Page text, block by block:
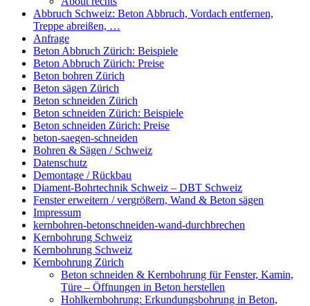
Abbruch Schweiz: Beton Abbruch, Vordach entfernen,
Treppe abreißen, …
Anfrage
Beton Abbruch Zürich: Beispiele
Beton Abbruch Zürich: Preise
Beton bohren Zürich
Beton sägen Zürich
Beton schneiden Zürich
Beton schneiden Zürich: Beispiele
Beton schneiden Zürich: Preise
beton-saegen-schneiden
Bohren & Sägen / Schweiz
Datenschutz
Demontage / Rückbau
Diament-Bohrtechnik Schweiz – DBT Schweiz
Fenster erweitern / vergrößern, Wand & Beton sägen
Impressum
kernbohren-betonschneiden-wand-durchbrechen
Kernbohrung Schweiz
Kernbohrung Schweiz
Kernbohrung Zürich
Beton schneiden & Kernbohrung für Fenster, Kamin,
Türe – Öffnungen in Beton herstellen
Hohlkernbohrung: Erkundungsbohrung in Beton,